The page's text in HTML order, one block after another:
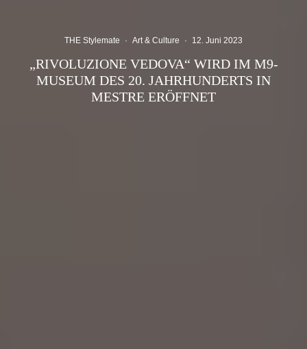
THE Stylemate · Art & Culture · 12. Juni 2023
„RIVOLUZIONE VEDOVA“ WIRD IM M9-
MUSEUM DES 20. JAHRHUNDERTS IN
MESTRE ERÖFFNET